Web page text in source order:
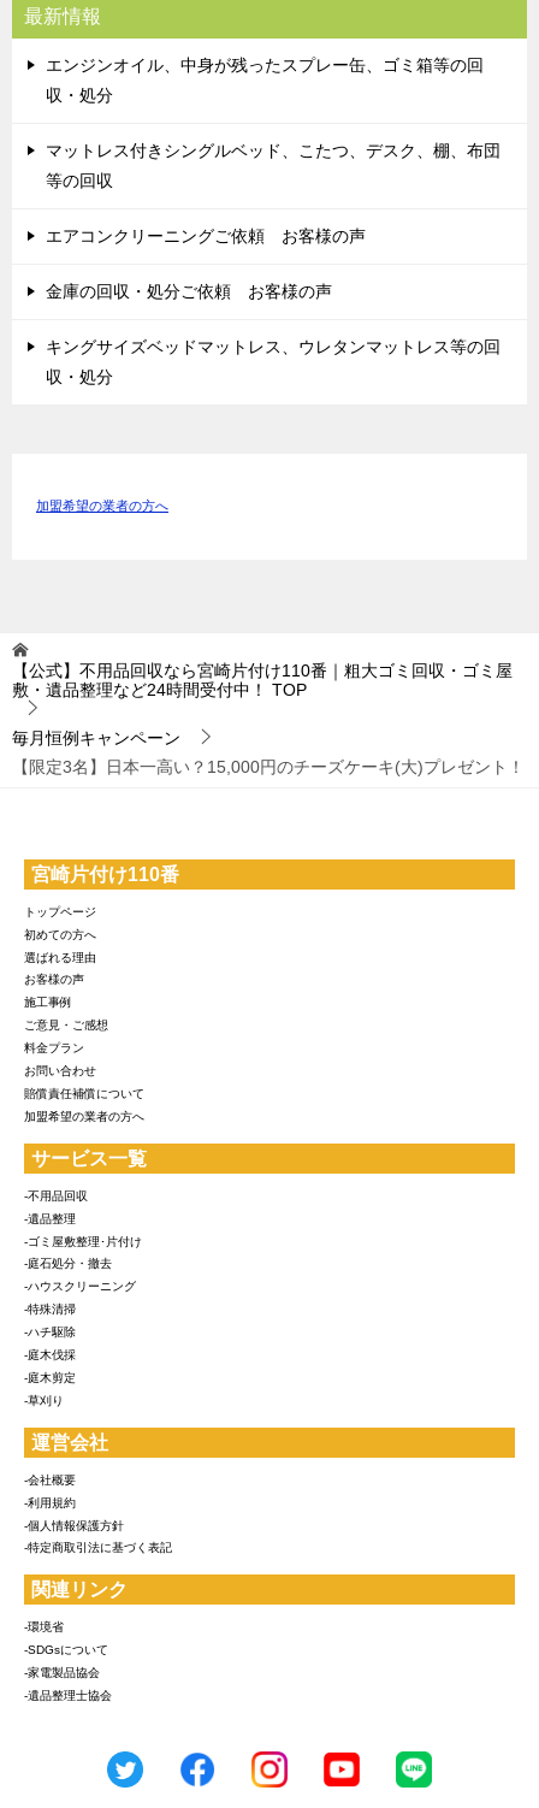
最新情報
エンジンオイル、中身が残ったスプレー缶、ゴミ箱等の回
収・処分
マットレス付きシングルベッド、こたつ、デスク、棚、布団
等の回収
エアコンクリーニングご依頼 お客様の声
金庫の回収・処分ご依頼 お客様の声
キングサイズベッドマットレス、ウレタンマットレス等の回
収・処分
加盟希望の業者の方へ
【公式】不用品回収なら宮崎片付け110番｜粗大ゴミ回収・ゴミ屋
敷・遺品整理など24時間受付中！
TOP
毎月恒例キャンペーン
【限定3名】日本一高い？15,000円のチーズケーキ(大)プレゼント！
宮崎片付け110番
トップページ
初めての方へ
選ばれる理由
お客様の声
施工事例
ご意見・ご感想
料金プラン
お問い合わせ
賠償責任補償について
加盟希望の業者の方へ
サービス一覧
-不用品回収
-遺品整理
-ゴミ屋敷整理･片付け
-庭石処分・撤去
-ハウスクリーニング
-特殊清掃
-ハチ駆除
-庭木伐採
-庭木剪定
-草刈り
運営会社
-会社概要
-利用規約
-個人情報保護方針
-特定商取引法に基づく表記
関連リンク
-環境省
-SDGsについて
-家電製品協会
-遺品整理士協会